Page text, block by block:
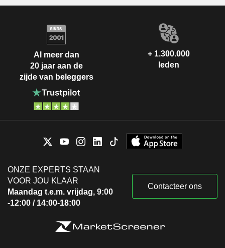
Al meer dan
20 jaar aan de
zijde van beleggers
+ 1.300.000
leden
ONZE EXPERTS STAAN
VOOR JOU KLAAR
Maandag t.e.m. vrijdag, 9:00
-12:00 / 14:00-18:00
Contacteer ons